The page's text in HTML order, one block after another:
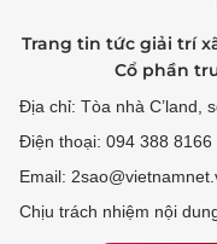
Trang tin tức giải trí
Cổ phần
Địa chỉ: Tòa nhà C’land,
Điện thoại: 094 388 8166
Email:
Chịu trách nhiệm nội